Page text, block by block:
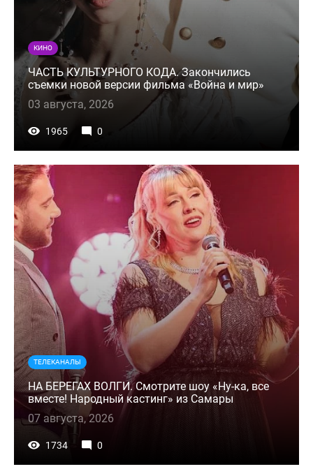
КИНО
ЧАСТЬ КУЛЬТУРНОГО КОДА. Закончились
съемки новой версии фильма «Война и мир»
03 августа, 2026
1965 0
ТЕЛЕКАНАЛЫ
НА БЕРЕГАХ ВОЛГИ. Смотрите шоу «Ну-ка, все
вместе! Народный кастинг» из Самары
07 августа, 2026
1734 0